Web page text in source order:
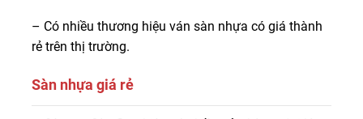
– Có nhiều thương hiệu ván sàn nhựa có giá thành
rẻ trên thị trường.
Sàn nhựa giá rẻ